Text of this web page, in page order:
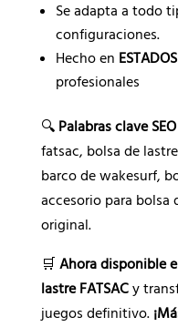
Se adapta a todo
configuraciones.
Hecho en
profesionales
🔍 Palabras clave
fatsac, bolsa de
barco de wakesurf,
accesorio para bolsa
original.
🛒 Ahora disponible
lastre FATSACy
juegos definitivo.